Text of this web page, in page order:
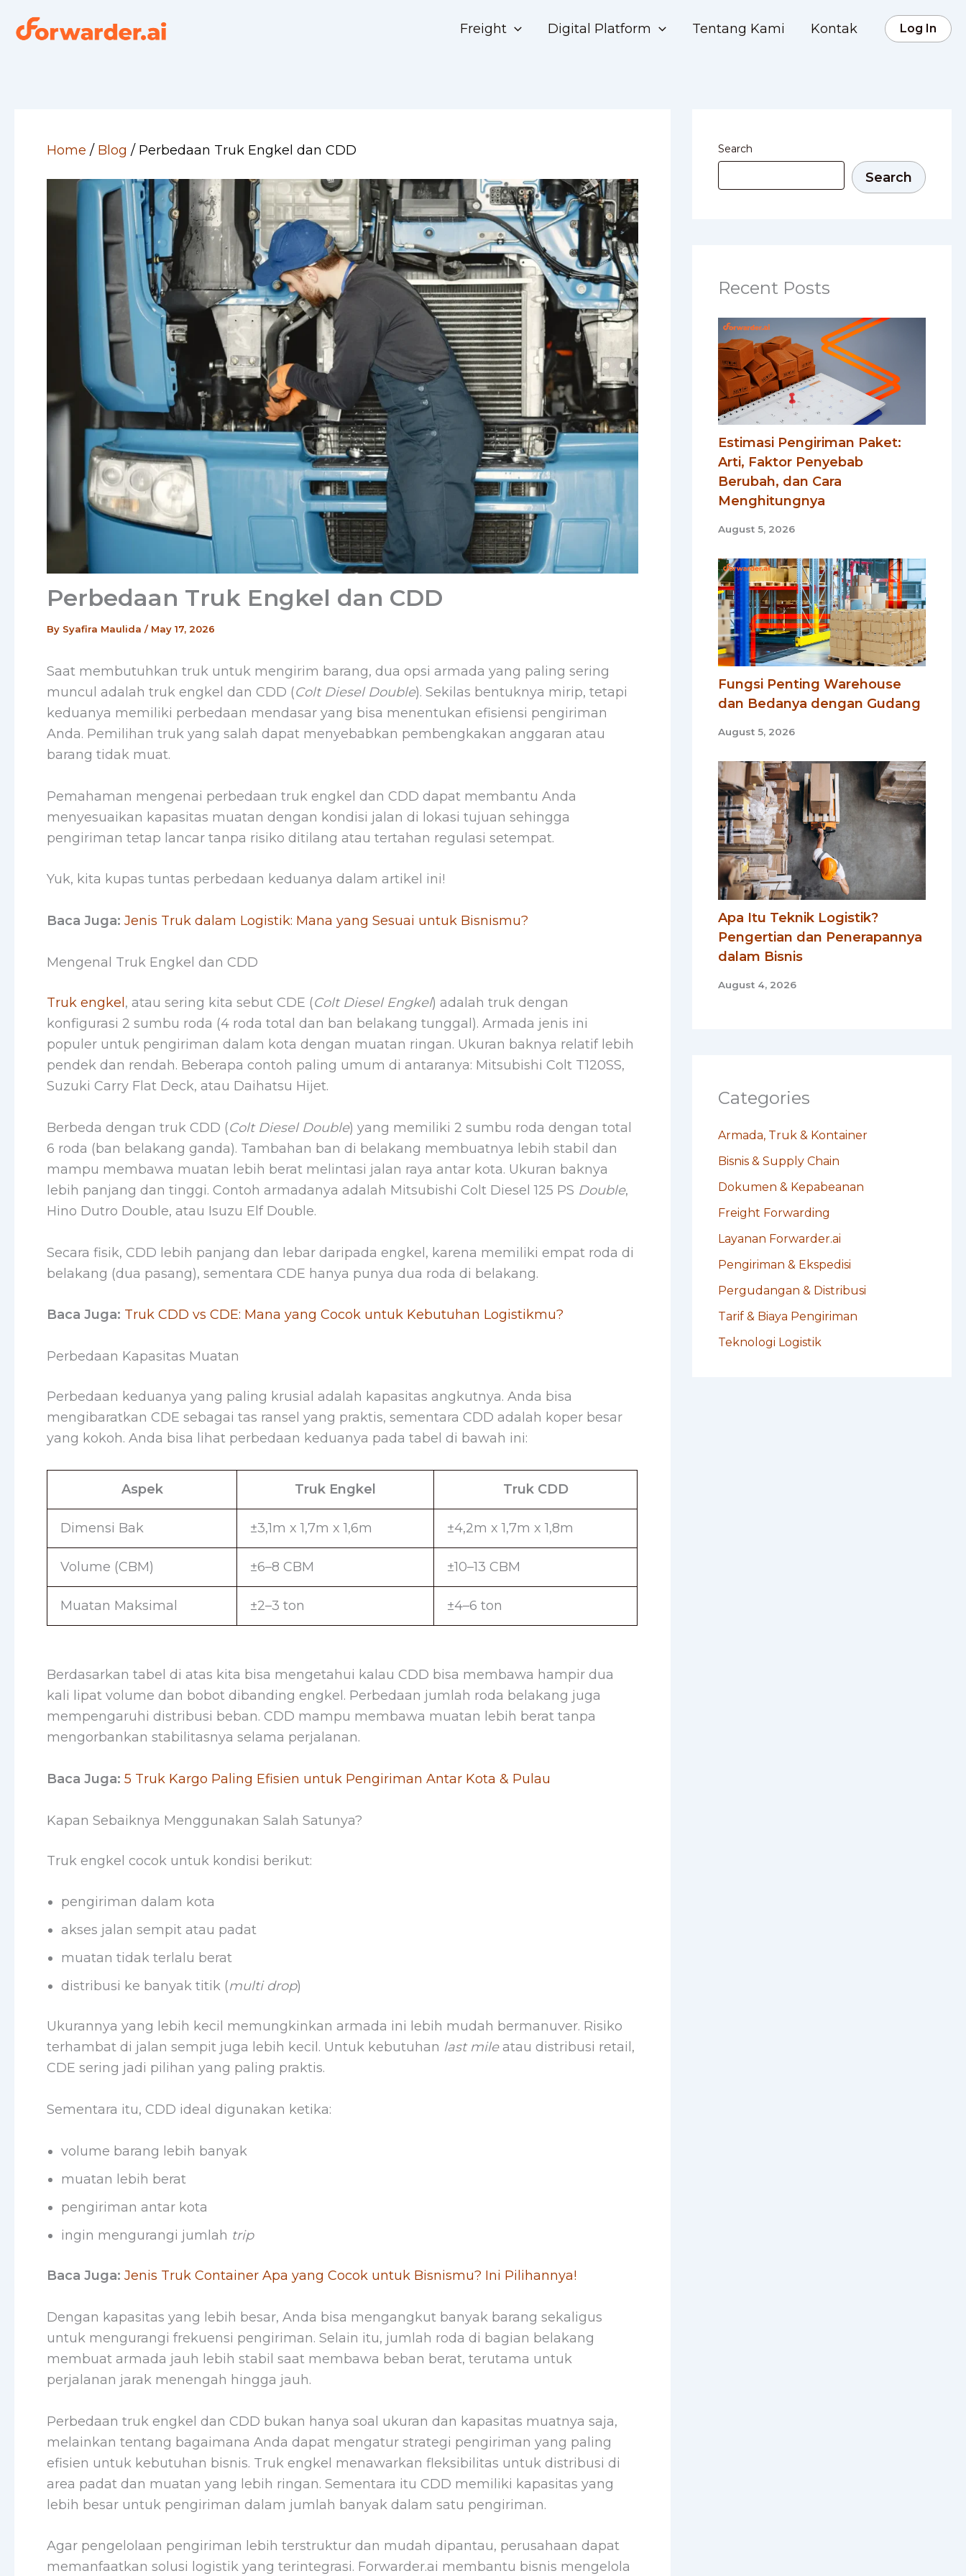
Freight Digital Platform Tentang Kami Kontak Log In
Home / Blog / Perbedaan Truk Engkel dan CDD
Perbedaan Truk Engkel dan CDD
By Syafira Maulida / May 17, 2026
Saat membutuhkan truk untuk mengirim barang, dua opsi armada yang paling sering
muncul adalah truk engkel dan CDD (Colt Diesel Double). Sekilas bentuknya mirip, tetapi
keduanya memiliki perbedaan mendasar yang bisa menentukan efisiensi pengiriman
Anda. Pemilihan truk yang salah dapat menyebabkan pembengkakan anggaran atau
barang tidak muat.
Pemahaman mengenai perbedaan truk engkel dan CDD dapat membantu Anda
menyesuaikan kapasitas muatan dengan kondisi jalan di lokasi tujuan sehingga
pengiriman tetap lancar tanpa risiko ditilang atau tertahan regulasi setempat.
Yuk, kita kupas tuntas perbedaan keduanya dalam artikel ini!
Baca Juga: Jenis Truk dalam Logistik: Mana yang Sesuai untuk Bisnismu?
Mengenal Truk Engkel dan CDD
Truk engkel , atau sering kita sebut CDE (Colt Diesel Engkel) adalah truk dengan
konfigurasi 2 sumbu roda (4 roda total dan ban belakang tunggal). Armada jenis ini
populer untuk pengiriman dalam kota dengan muatan ringan. Ukuran baknya relatif lebih
pendek dan rendah. Beberapa contoh paling umum di antaranya: Mitsubishi Colt T120SS,
Suzuki Carry Flat Deck, atau Daihatsu Hijet.
Berbeda dengan truk CDD (Colt Diesel Double) yang memiliki 2 sumbu roda dengan total
6 roda (ban belakang ganda). Tambahan ban di belakang membuatnya lebih stabil dan
mampu membawa muatan lebih berat melintasi jalan raya antar kota. Ukuran baknya
lebih panjang dan tinggi. Contoh armadanya adalah Mitsubishi Colt Diesel 125 PS Double,
Hino Dutro Double, atau Isuzu Elf Double.
Secara fisik, CDD lebih panjang dan lebar daripada engkel, karena memiliki empat roda di
belakang (dua pasang), sementara CDE hanya punya dua roda di belakang.
Baca Juga: Truk CDD vs CDE: Mana yang Cocok untuk Kebutuhan Logistikmu?
Perbedaan Kapasitas Muatan
Perbedaan keduanya yang paling krusial adalah kapasitas angkutnya. Anda bisa
mengibaratkan CDE sebagai tas ransel yang praktis, sementara CDD adalah koper besar
yang kokoh. Anda bisa lihat perbedaan keduanya pada tabel di bawah ini:
Aspek Truk Engkel Truk CDD
Dimensi Bak ±3,1m x 1,7m x 1,6m ±4,2m x 1,7m x 1,8m
Volume (CBM) ±6–8 CBM ±10–13 CBM
Muatan Maksimal ±2–3 ton ±4–6 ton
Berdasarkan tabel di atas kita bisa mengetahui kalau CDD bisa membawa hampir dua
kali lipat volume dan bobot dibanding engkel. Perbedaan jumlah roda belakang juga
mempengaruhi distribusi beban. CDD mampu membawa muatan lebih berat tanpa
mengorbankan stabilitasnya selama perjalanan.
Baca Juga: 5 Truk Kargo Paling Efisien untuk Pengiriman Antar Kota & Pulau
Kapan Sebaiknya Menggunakan Salah Satunya?
Truk engkel cocok untuk kondisi berikut:
pengiriman dalam kota
akses jalan sempit atau padat
muatan tidak terlalu berat
distribusi ke banyak titik (multi drop)
Ukurannya yang lebih kecil memungkinkan armada ini lebih mudah bermanuver. Risiko
terhambat di jalan sempit juga lebih kecil. Untuk kebutuhan last mileatau distribusi retail,
CDE sering jadi pilihan yang paling praktis.
Sementara itu, CDD ideal digunakan ketika:
volume barang lebih banyak
muatan lebih berat
pengiriman antar kota
ingin mengurangi jumlah trip
Baca Juga: Jenis Truk Container Apa yang Cocok untuk Bisnismu? Ini Pilihannya!
Dengan kapasitas yang lebih besar, Anda bisa mengangkut banyak barang sekaligus
untuk mengurangi frekuensi pengiriman. Selain itu, jumlah roda di bagian belakang
membuat armada jauh lebih stabil saat membawa beban berat, terutama untuk
perjalanan jarak menengah hingga jauh.
Perbedaan truk engkel dan CDD bukan hanya soal ukuran dan kapasitas muatnya saja,
melainkan tentang bagaimana Anda dapat mengatur strategi pengiriman yang paling
efisien untuk kebutuhan bisnis. Truk engkel menawarkan fleksibilitas untuk distribusi di
area padat dan muatan yang lebih ringan. Sementara itu CDD memiliki kapasitas yang
lebih besar untuk pengiriman dalam jumlah banyak dalam satu pengiriman.
Agar pengelolaan pengiriman lebih terstruktur dan mudah dipantau, perusahaan dapat
memanfaatkan solusi logistik yang terintegrasi. Forwarder.ai membantu bisnis mengelola
Search
Search
Recent Posts
Estimasi Pengiriman Paket:
Arti, Faktor Penyebab
Berubah, dan Cara
Menghitungnya
August 5, 2026
Fungsi Penting Warehouse
dan Bedanya dengan Gudang
August 5, 2026
Apa Itu Teknik Logistik?
Pengertian dan Penerapannya
dalam Bisnis
August 4, 2026
Categories
Armada, Truk & Kontainer
Bisnis & Supply Chain
Dokumen & Kepabeanan
Freight Forwarding
Layanan Forwarder.ai
Pengiriman & Ekspedisi
Pergudangan & Distribusi
Tarif & Biaya Pengiriman
Teknologi Logistik